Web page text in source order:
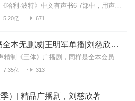
胡良伟先生在《哈利·波特》中文有声书6-7部中，用声音带领着大家继续魔法之旅。为保证作品的一致性，给大家带来完整的魔法体验，我们与版权方PottermoreP...
5.20亿 671
三体|有声书全本无删减|王明军单播|刘慈欣原著
点击听729献声精制《三体》广播剧，同样是全本会员免费畅听，快来感受声音大戏的魅力！【购买须知】1、本作品部分集数为免费试听。2、版权归原作者所有，严禁翻录成任...
7.35亿 313
）| 精品广播剧，刘慈欣著